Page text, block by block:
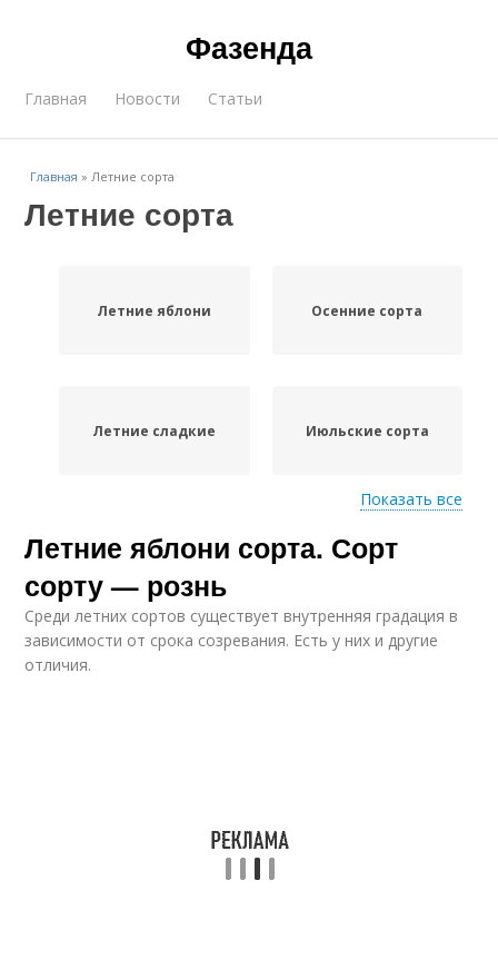
Фазенда
Главная Новости Статьи
Главная »Летние сорта
Летние сорта
Летние яблони Осенние сорта
Летние сладкие Июльские сорта
Требования к сортам Белорусские сорта
Показать все
Летние яблони сорта. Сорт
сорту — рознь
Среди летних сортов существует внутренняя градация в
зависимости от срока созревания. Есть у них и другие
отличия.